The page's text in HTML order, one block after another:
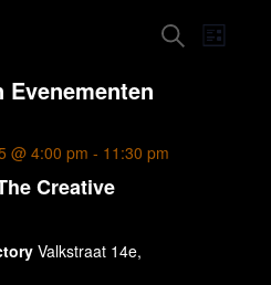
en
ZOEKEN
LIJST
Evenementen
@ 4:00 pm - 11:30 pm
Creative
Valkstraat 14e,